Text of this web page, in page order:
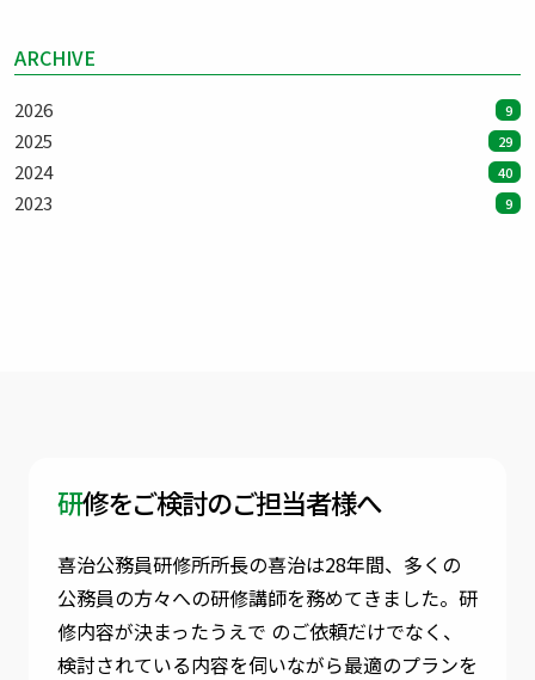
ARCHIVE
2026 9
2025 29
2024 40
2023 9
研修をご検討のご担当者様へ
喜治公務員研修所所長の喜治は28年間、多くの
公務員の方々への研修講師を務めてきました。 研
修内容が決まったうえで のご依頼だけでなく、
検討されている内容を伺いながら最適のプランを